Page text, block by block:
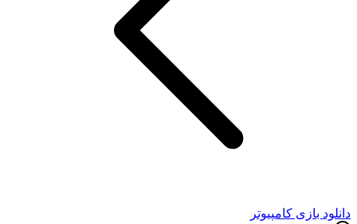
دانلود بازی کامپیوتر